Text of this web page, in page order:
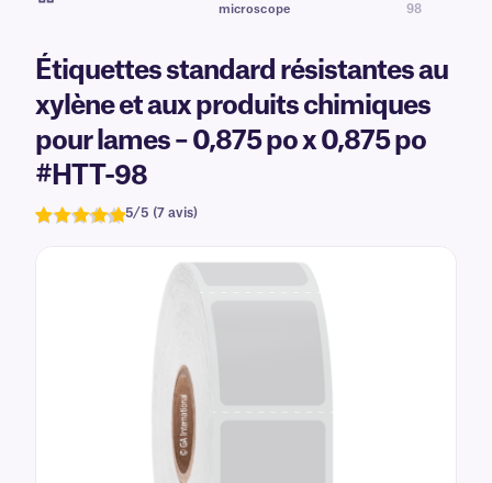
microscope
98
Étiquettes standard résistantes au
xylène et aux produits chimiques
pour lames – 0,875 po x 0,875 po
#HTT-98
5/5 (7 avis)